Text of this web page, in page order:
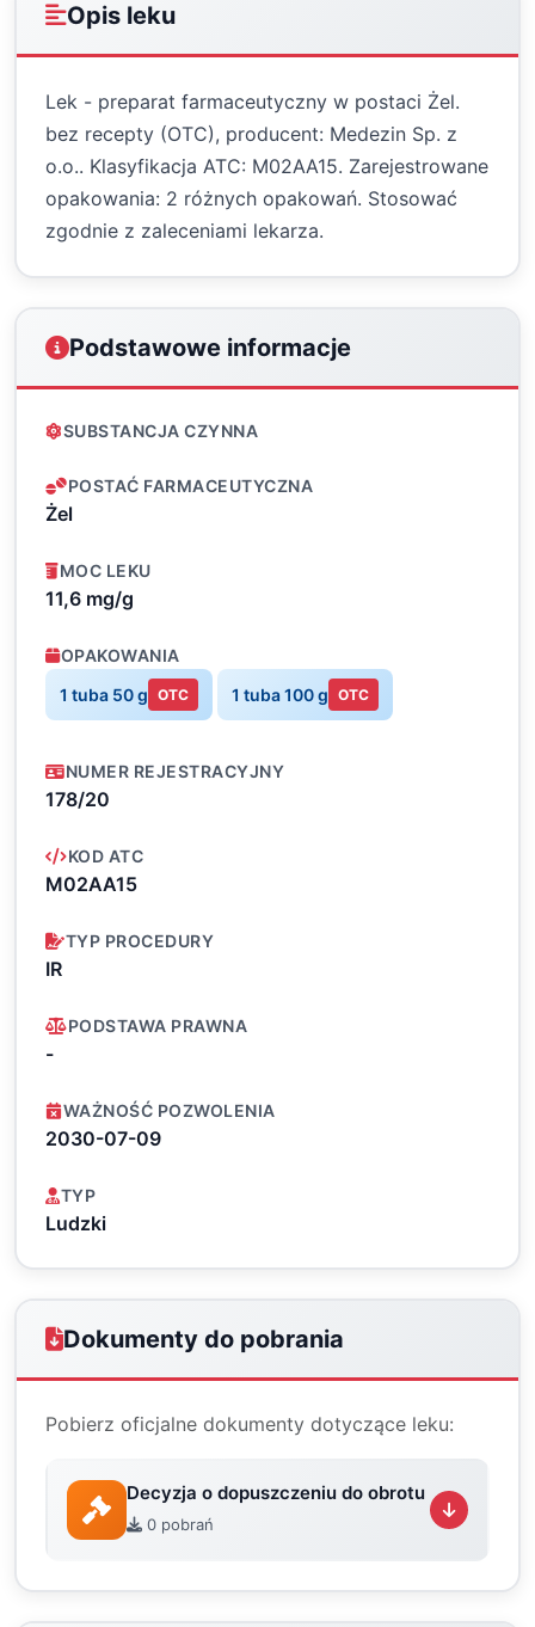
Opis leku
Lek - preparat farmaceutyczny w postaci Żel.
bez recepty (OTC), producent: Medezin Sp. z
o.o.. Klasyfikacja ATC: M02AA15. Zarejestrowane
opakowania: 2 różnych opakowań. Stosować
zgodnie z zaleceniami lekarza.
Podstawowe informacje
SUBSTANCJA CZYNNA
POSTAĆ FARMACEUTYCZNA
Żel
MOC LEKU
11,6 mg/g
OPAKOWANIA
1 tuba 50 g OTC 1 tuba 100 g OTC
NUMER REJESTRACYJNY
178/20
KOD ATC
M02AA15
TYP PROCEDURY
IR
PODSTAWA PRAWNA
-
WAŻNOŚĆ POZWOLENIA
2030-07-09
TYP
Ludzki
Dokumenty do pobrania
Pobierz oficjalne dokumenty dotyczące leku:
Decyzja o dopuszczeniu do obrotu
0 pobrań